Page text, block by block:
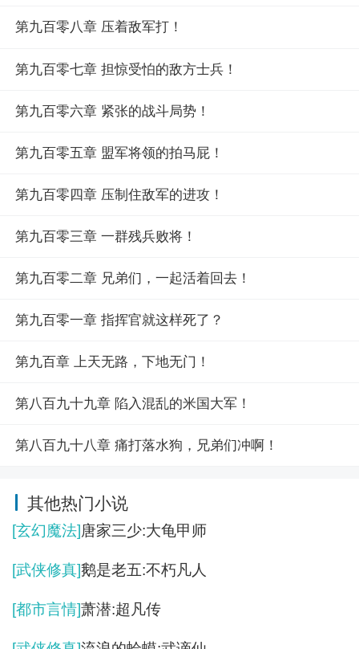
第九百零八章 压着敌军打！
第九百零七章 担惊受怕的敌方士兵！
第九百零六章 紧张的战斗局势！
第九百零五章 盟军将领的拍马屁！
第九百零四章 压制住敌军的进攻！
第九百零三章 一群残兵败将！
第九百零二章 兄弟们，一起活着回去！
第九百零一章 指挥官就这样死了？
第九百章 上天无路，下地无门！
第八百九十九章 陷入混乱的米国大军！
第八百九十八章 痛打落水狗，兄弟们冲啊！
其他热门小说
[玄幻魔法]唐家三少:大龟甲师
[武侠修真]鹅是老五:不朽凡人
[都市言情]萧潜:超凡传